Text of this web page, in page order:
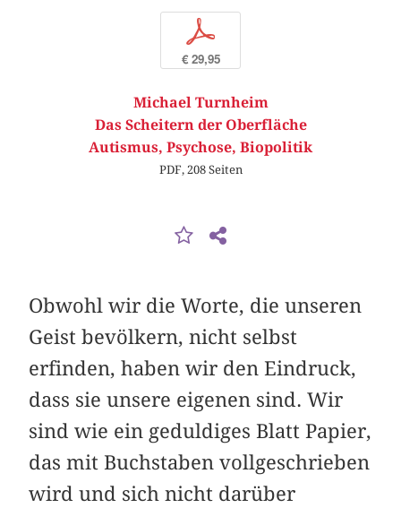
p
€ 29,95
Michael Turnheim
Das Scheitern der Oberfläche
Autismus, Psychose, Biopolitik
PDF, 208 Seiten
Obwohl wir die Worte, die unseren
Geist bevölkern, nicht selbst
erfinden, haben wir den Eindruck,
dass sie unsere eigenen sind. Wir
sind wie ein geduldiges Blatt Papier,
das mit Buchstaben vollgeschrieben
wird und sich nicht darüber